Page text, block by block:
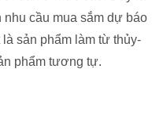
cầu mua sắm dự báo
sản phẩm làm từ thủy-
phẩm tương tự.